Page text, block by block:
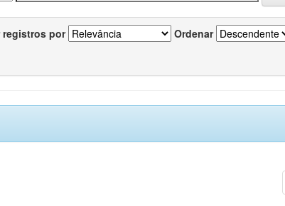
registros por Ordenar